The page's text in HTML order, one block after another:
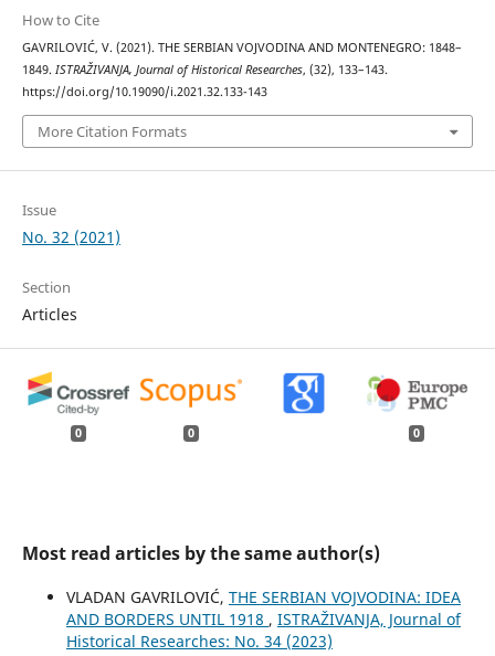
How to Cite
GAVRILOVIĆ, V. (2021). THE SERBIAN VOJVODINA AND MONTENEGRO: 1848–
1849. ISTRAŽIVANJA, Јournal of Historical Researches, (32), 133–143.
https://doi.org/10.19090/i.2021.32.133-143
More Citation Formats
Issue
No. 32 (2021)
Section
Articles
0 0 0
Most read articles by the same author(s)
VLADAN GAVRILOVIĆ, THE SERBIAN VOJVODINA: IDEA
AND BORDERS UNTIL 1918 , ISTRAŽIVANJA, Јournal of
Historical Researches: No. 34 (2023)